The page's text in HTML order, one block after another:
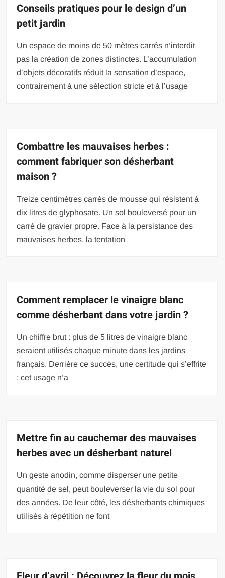
Conseils pratiques pour le design d’un
petit jardin
Un espace de moins de 50 mètres carrés n’interdit
pas la création de zones distinctes. L’accumulation
d’objets décoratifs réduit la sensation d’espace,
contrairement à une sélection stricte et à l’usage
Combattre les mauvaises herbes :
comment fabriquer son désherbant
maison ?
Treize centimètres carrés de mousse qui résistent à
dix litres de glyphosate. Un sol bouleversé pour un
carré de gravier propre. Face à la persistance des
mauvaises herbes, la tentation
Comment remplacer le vinaigre blanc
comme désherbant dans votre jardin ?
Un chiffre brut : plus de 5 litres de vinaigre blanc
seraient utilisés chaque minute dans les jardins
français. Derrière ce succès, une certitude qui s’effrite
: cet usage n’a
Mettre fin au cauchemar des mauvaises
herbes avec un désherbant naturel
Un geste anodin, comme disperser une petite
quantité de sel, peut bouleverser la vie du sol pour
des années. De leur côté, les désherbants chimiques
utilisés à répétition ne font